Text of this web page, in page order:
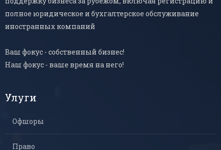
полное юридическое и бухгалтерское обслуживание
иностранных компаний
Ваш фокус - собственный бизнес!
Наш фокус - ваше время на него!
Улуги
Офшоры
Право